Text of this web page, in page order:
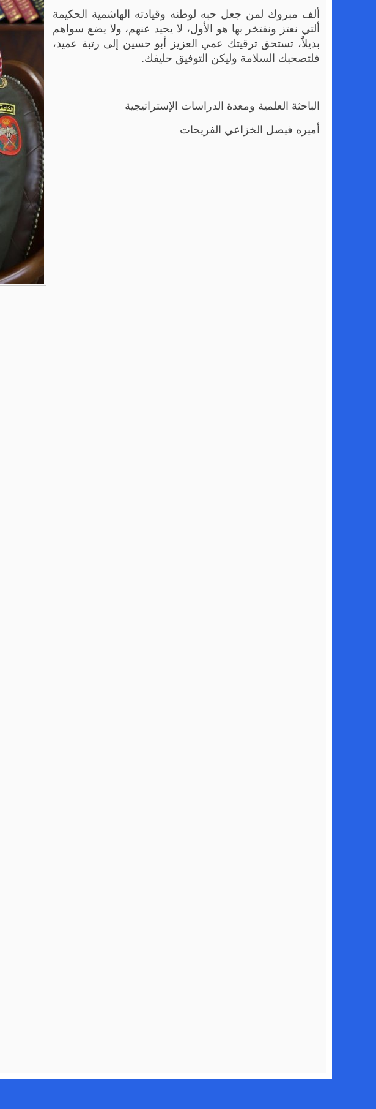
ألف مبروك لمن جعل حبه لوطنه وقيادته الهاشمية الحكيمة
ألتي نعتز ونفتخر بها هو الأول، لا يحيد عنهم، ولا يضع سواهم
بديلاًً، تستحق ترقيتك عمي العزيز أبو حسين إلى رتبة عميد،
فلتصحبك السلامة وليكن التوفيق حليفك.
الباحثة العلمية ومعدة الدراسات الإستراتيجية
أميره فيصل الخزاعي الفريحات